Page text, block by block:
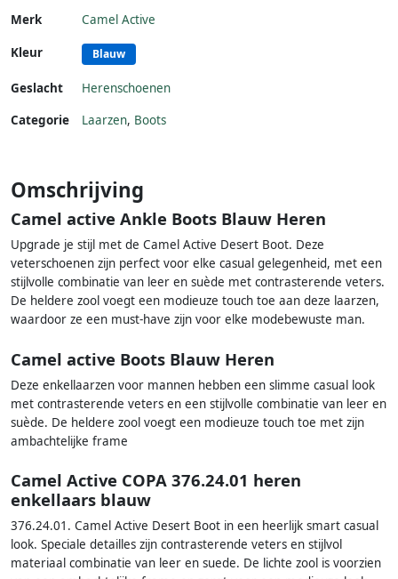
Merk Camel Active
Kleur Blauw
Geslacht
Herenschoenen
Categorie
Laarzen, Boots
Omschrijving
Camel active Ankle Boots Blauw Heren
Upgrade je stijl met de Camel Active Desert Boot. Deze
veterschoenen zijn perfect voor elke casual gelegenheid, met een
stijlvolle combinatie van leer en suède met contrasterende veters.
De heldere zool voegt een modieuze touch toe aan deze laarzen,
waardoor ze een must-have zijn voor elke modebewuste man.
Camel active Boots Blauw Heren
Deze enkellaarzen voor mannen hebben een slimme casual look
met contrasterende veters en een stijlvolle combinatie van leer en
suède. De heldere zool voegt een modieuze touch toe met zijn
ambachtelijke frame
Camel Active COPA 376.24.01 heren
enkellaars blauw
376.24.01. Camel Active Desert Boot in een heerlijk smart casual
look. Speciale detailles zijn contrasterende veters en stijlvol
materiaal combinatie van leer en suede. De lichte zool is voorzien